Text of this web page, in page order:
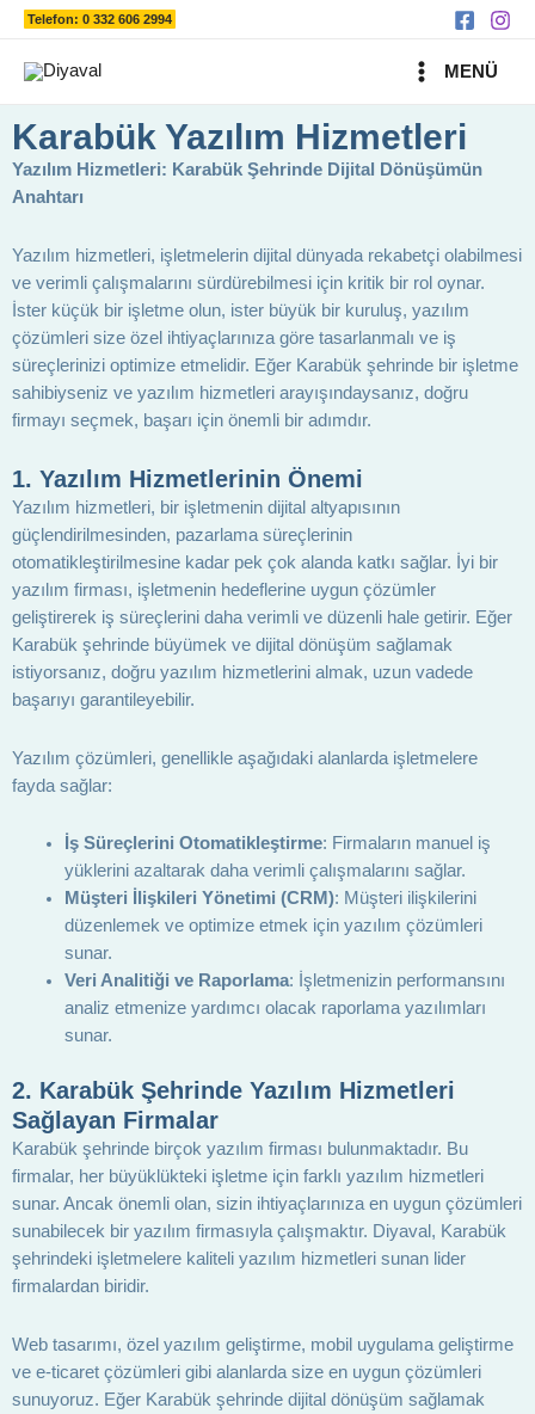
İçeriğeTelefon: 0 332 606 2994
MAIN
MENÜ
Karabük Yazılım Hizmetleri
Yazılım Hizmetleri: Karabük Şehrinde Dijital Dönüşümün
Anahtarı
Yazılım hizmetleri, işletmelerin dijital dünyada rekabetçi olabilmesi
ve verimli çalışmalarını sürdürebilmesi için kritik bir rol oynar.
İster küçük bir işletme olun, ister büyük bir kuruluş, yazılım
çözümleri size özel ihtiyaçlarınıza göre tasarlanmalı ve iş
süreçlerinizi optimize etmelidir. Eğer Karabük şehrinde bir işletme
sahibiyseniz ve yazılım hizmetleri arayışındaysanız, doğru
firmayı seçmek, başarı için önemli bir adımdır.
1. Yazılım Hizmetlerinin Önemi
Yazılım hizmetleri, bir işletmenin dijital altyapısının
güçlendirilmesinden, pazarlama süreçlerinin
otomatikleştirilmesine kadar pek çok alanda katkı sağlar. İyi bir
yazılım firması, işletmenin hedeflerine uygun çözümler
geliştirerek iş süreçlerini daha verimli ve düzenli hale getirir. Eğer
Karabük şehrinde büyümek ve dijital dönüşüm sağlamak
istiyorsanız, doğru yazılım hizmetlerini almak, uzun vadede
başarıyı garantileyebilir.
Yazılım çözümleri, genellikle aşağıdaki alanlarda işletmelere
fayda sağlar:
İş Süreçlerini Otomatikleştirme: Firmaların manuel iş
yüklerini azaltarak daha verimli çalışmalarını sağlar.
Müşteri İlişkileri Yönetimi (CRM): Müşteri ilişkilerini
düzenlemek ve optimize etmek için yazılım çözümleri
sunar.
Veri Analitiği ve Raporlama: İşletmenizin performansını
analiz etmenize yardımcı olacak raporlama yazılımları
sunar.
2. Karabük Şehrinde Yazılım Hizmetleri
Sağlayan Firmalar
Karabük şehrinde birçok yazılım firması bulunmaktadır. Bu
firmalar, her büyüklükteki işletme için farklı yazılım hizmetleri
sunar. Ancak önemli olan, sizin ihtiyaçlarınıza en uygun çözümleri
sunabilecek bir yazılım firmasıyla çalışmaktır. Diyaval, Karabük
şehrindeki işletmelere kaliteli yazılım hizmetleri sunan lider
firmalardan biridir.
Web tasarımı, özel yazılım geliştirme, mobil uygulama geliştirme
ve e-ticaret çözümleri gibi alanlarda size en uygun çözümleri
sunuyoruz. Eğer Karabük şehrinde dijital dönüşüm sağlamak
Ara